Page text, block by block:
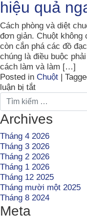
hiệu quả
Cách phòng và diệt
đơn giản. Chuột không
còn cắn phá các đồ
chúng là điều buộc
cách làm và làm […]
Posted in Chuột |
luận bị tắtở
Cách
phòng
diệt
chuột
hiệu
quả
ngay
tại
nhà
Tìm kiếm cho:
Archives
Tháng 4 2026
Tháng 3 2026
Tháng 2 2026
Tháng 1 2026
Tháng 12 2025
Tháng mười một 2025
Tháng 8 2024
Meta